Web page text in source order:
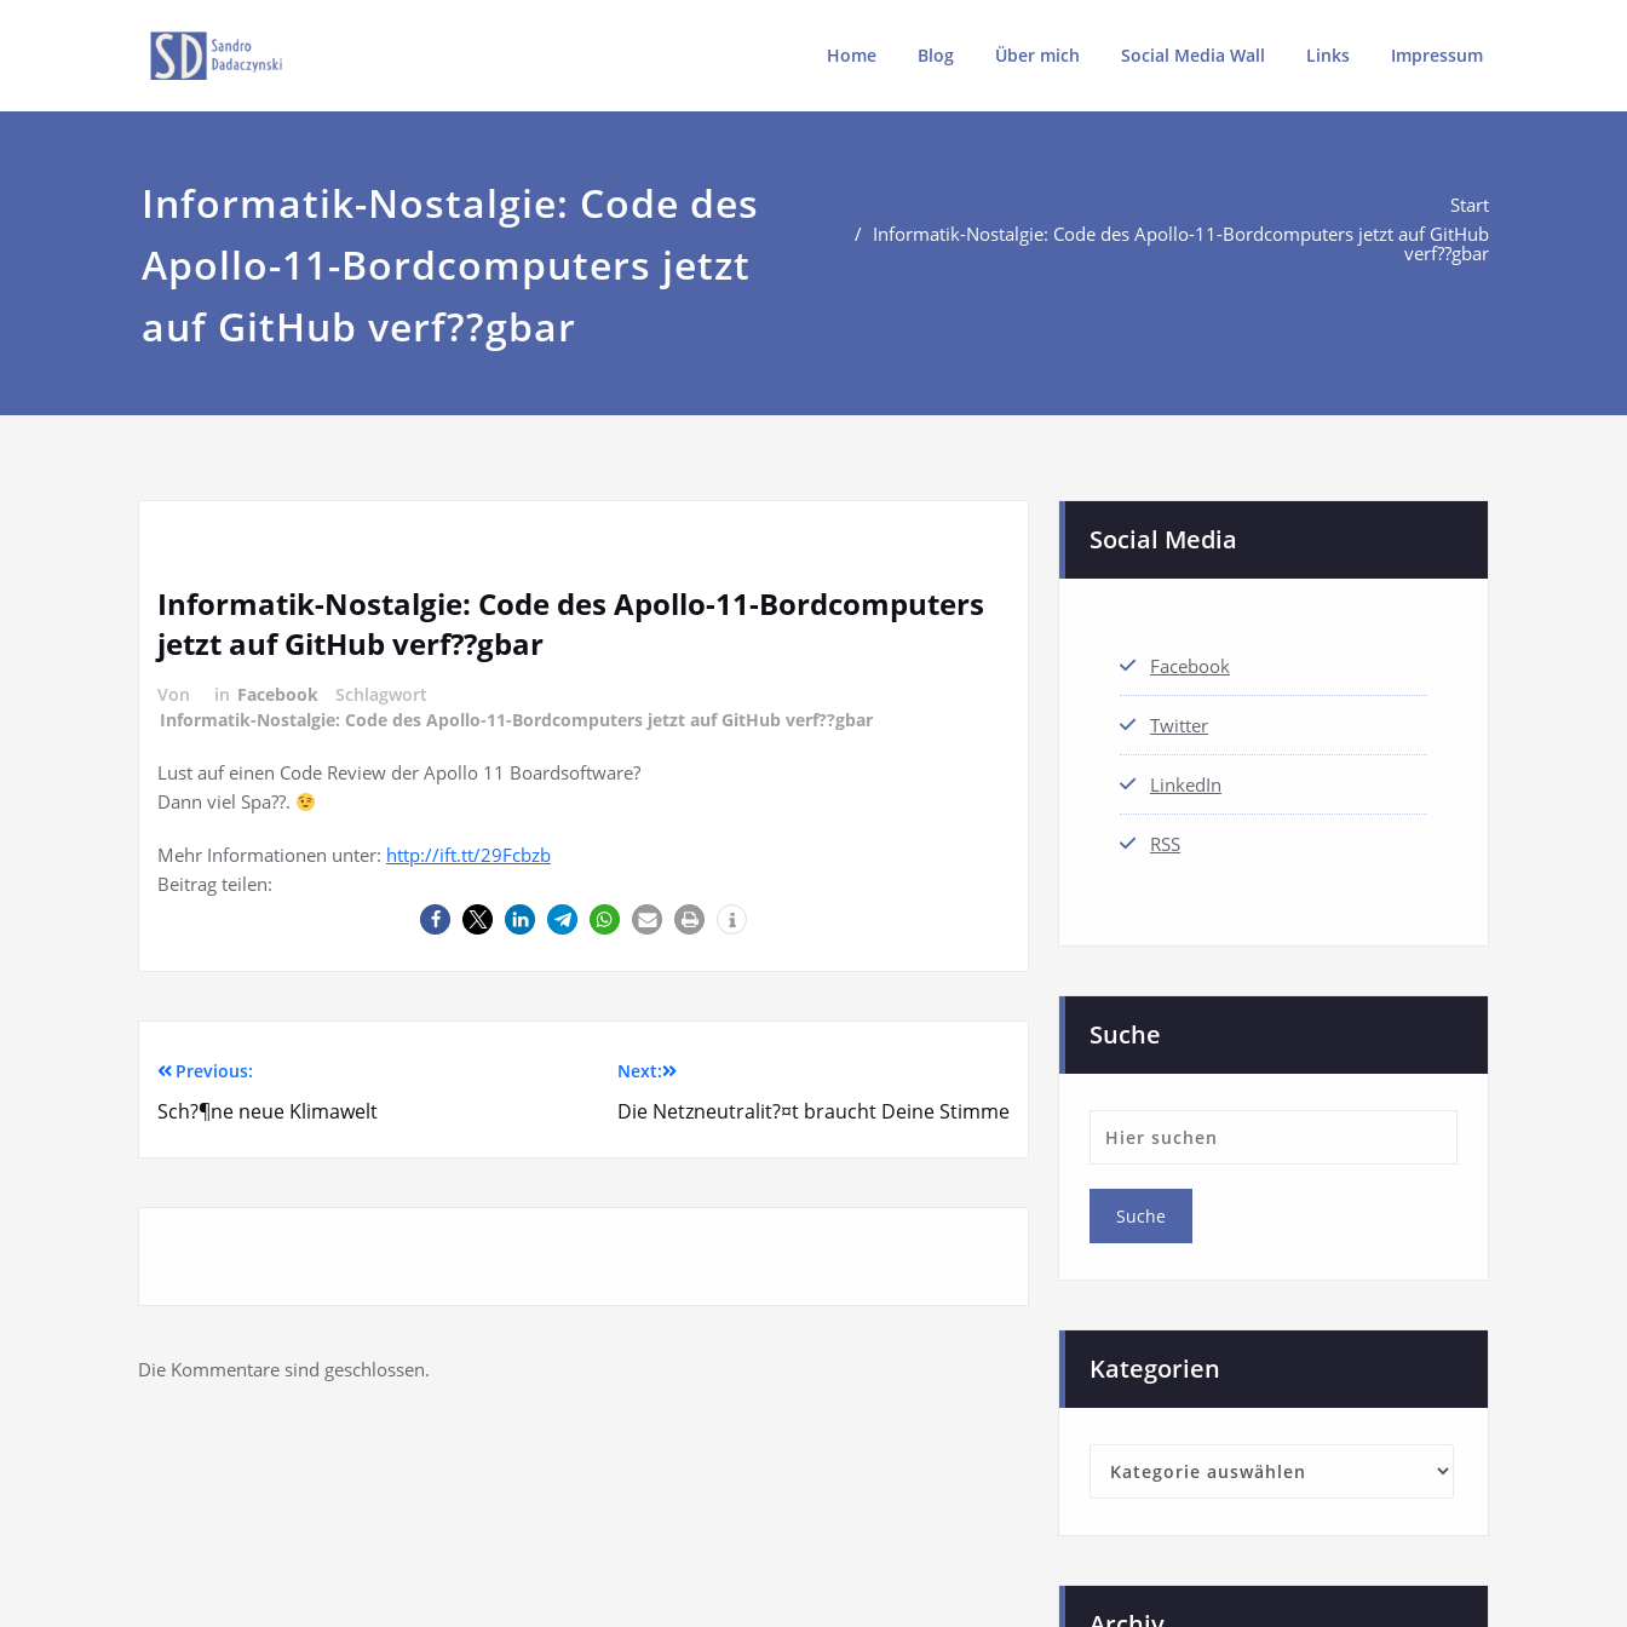
Home Blog Über mich Social Media Wall Links Impressum
Informatik-Nostalgie: Code des
Apollo-11-Bordcomputers jetzt
auf GitHub verf??gbar
Start
Informatik-Nostalgie: Code des Apollo-11-Bordcomputers jetzt auf GitHub
verf??gbar
Informatik-Nostalgie: Code des Apollo-11-Bordcomputers
jetzt auf GitHub verf??gbar
Von in Facebook
Schlagwort
Informatik-Nostalgie: Code des Apollo-11-Bordcomputers jetzt auf GitHub verf??gbar
Lust auf einen Code Review der Apollo 11 Boardsoftware?
Dann viel Spa??.
Mehr Informationen unter: http://ift.tt/29Fcbzb
Beitrag teilen:
Previous:
Sch?¶ne neue Klimawelt
Next:
Die Netzneutralit?¤t braucht Deine Stimme
Die Kommentare sind geschlossen.
Social Media
Facebook
Twitter
LinkedIn
RSS
Suche
Kategorien